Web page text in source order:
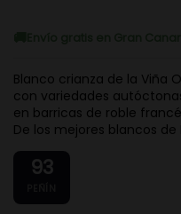
Blanco crianza de la Viña
con variedades
en barricas de roble
De los mejores blancos de
93